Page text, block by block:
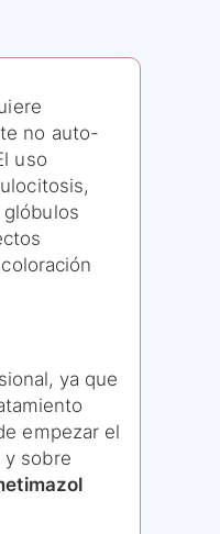
no auto-
uso
ya que
empezar el
y sobre